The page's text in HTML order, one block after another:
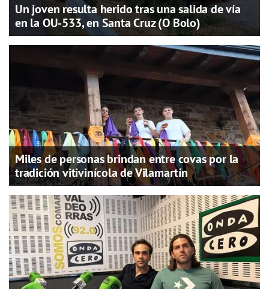
Un joven resulta herido tras una salida de vía
en la OU-533, en Santa Cruz (O Bolo)
Miles de personas brindan entre covas por la
tradición vitivinícola de Vilamartín